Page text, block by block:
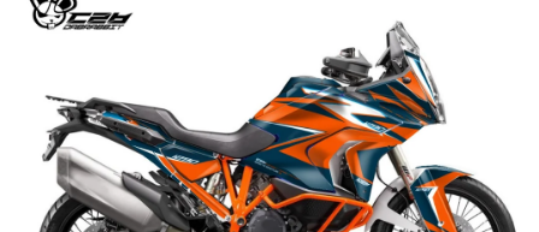
hvězdiček.